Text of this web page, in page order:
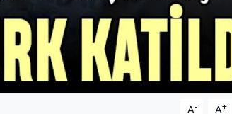
A- A+